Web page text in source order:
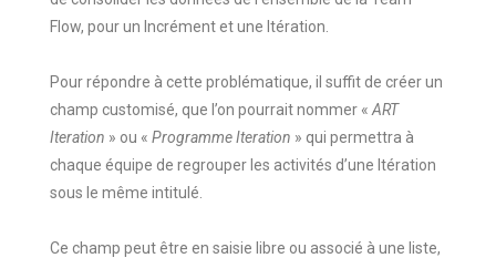
Flow, pour un Incrément et une Itération.
Pour répondre à cette problématique, il suffit de créer un
champ customisé, que l’on pourrait nommer « ART
Iteration » ou « Programme Iteration » qui permettra à
chaque équipe de regrouper les activités d’une Itération
sous le même intitulé.
Ce champ peut être en saisie libre ou associé à une liste,